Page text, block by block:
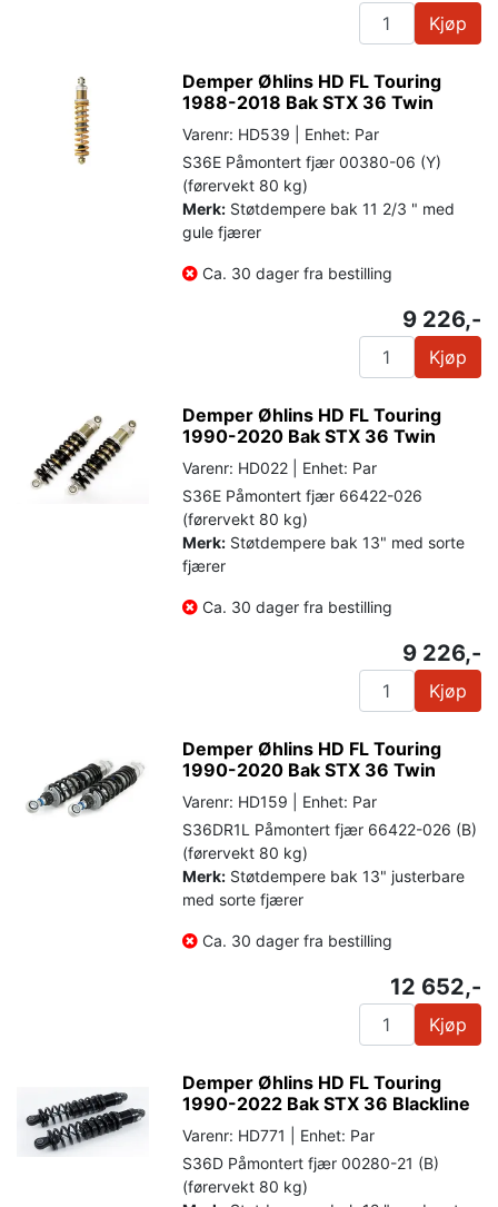
Kjøp
Demper Øhlins HD FL Touring
1988-2018 Bak STX 36 Twin
Varenr: HD539 | Enhet: Par
S36E Påmontert fjær 00380-06 (Y)
(førervekt 80 kg)
Merk: Støtdempere bak 11 2/3 " med
gule fjærer
Ca. 30 dager fra bestilling
9 226,-
Kjøp
Demper Øhlins HD FL Touring
1990-2020 Bak STX 36 Twin
Varenr: HD022 | Enhet: Par
S36E Påmontert fjær 66422-026
(førervekt 80 kg)
Merk: Støtdempere bak 13" med sorte
fjærer
Ca. 30 dager fra bestilling
9 226,-
Kjøp
Demper Øhlins HD FL Touring
1990-2020 Bak STX 36 Twin
Varenr: HD159 | Enhet: Par
S36DR1L Påmontert fjær 66422-026 (B)
(førervekt 80 kg)
Merk: Støtdempere bak 13" justerbare
med sorte fjærer
Ca. 30 dager fra bestilling
12 652,-
Kjøp
Demper Øhlins HD FL Touring
1990-2022 Bak STX 36 Blackline
Varenr: HD771 | Enhet: Par
S36D Påmontert fjær 00280-21 (B)
(førervekt 80 kg)